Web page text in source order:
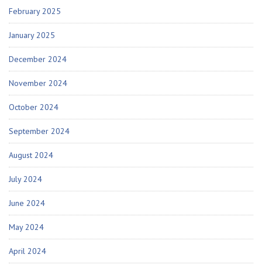
February 2025
January 2025
December 2024
November 2024
October 2024
September 2024
August 2024
July 2024
June 2024
May 2024
April 2024